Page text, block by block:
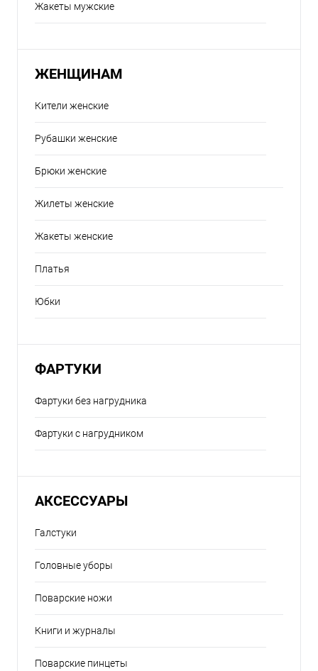
Жакеты мужские
ЖЕНЩИНАМ
Кители женские
Рубашки женские
Брюки женские
Жилеты женские
Жакеты женские
Платья
Юбки
ФАРТУКИ
Фартуки без нагрудника
Фартуки с нагрудником
АКСЕССУАРЫ
Галстуки
Головные уборы
Поварские ножи
Книги и журналы
Поварские пинцеты